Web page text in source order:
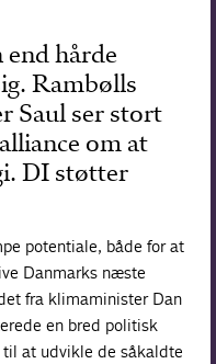
hårde
Rambølls
Saul ser stort
om at
DI støtter
potentiale, både for at
Danmarks næste
fra klimaminister Dan
en bred politisk
at udvikle de såkaldte